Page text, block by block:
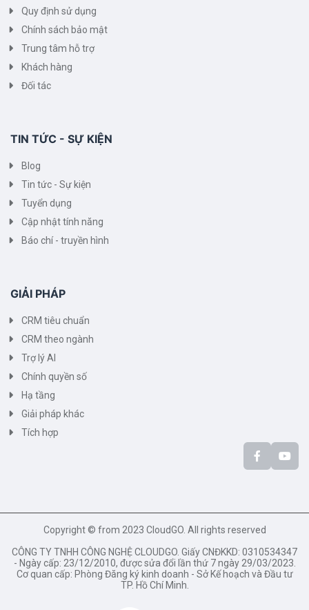
Quy định sử dụng
Chính sách bảo mật
Trung tâm hỗ trợ
Khách hàng
Đối tác
TIN TỨC - SỰ KIỆN
Blog
Tin tức - Sự kiện
Tuyển dụng
Cập nhật tính năng
Báo chí - truyền hình
GIẢI PHÁP
CRM tiêu chuẩn
CRM theo ngành
Trợ lý AI
Chính quyền số
Hạ tầng
Giải pháp khác
Tích hợp
Copyright © from 2023 CloudGO. All rights reserved
CÔNG TY TNHH CÔNG NGHỆ CLOUDGO. Giấy CNĐKKD: 0310534347
- Ngày cấp: 23/12/2010, được sửa đổi lần thứ 7 ngày 29/03/2023.
Cơ quan cấp: Phòng Đăng ký kinh doanh - Sở Kế hoạch và Đầu tư
TP. Hồ Chí Minh.